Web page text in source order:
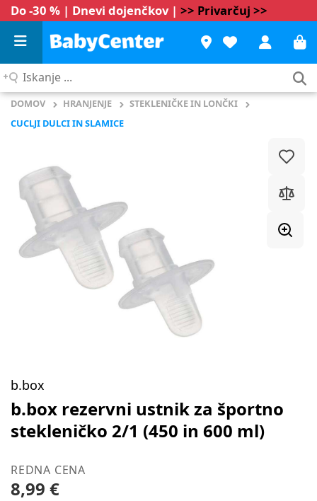
Do -30 % | Dnevi dojenčkov | >> Privarčuj >>
Iskanje
DOMOV HRANJENJE
STEKLENIČKE IN LONČKI
CUCLJI DULCI IN SLAMICE
b.box
b.box rezervni ustnik za športno
stekleničko 2/1 (450 in 600 ml)
REDNA CENA
8,99 €